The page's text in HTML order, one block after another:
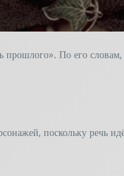
По его словам,
поскольку речь